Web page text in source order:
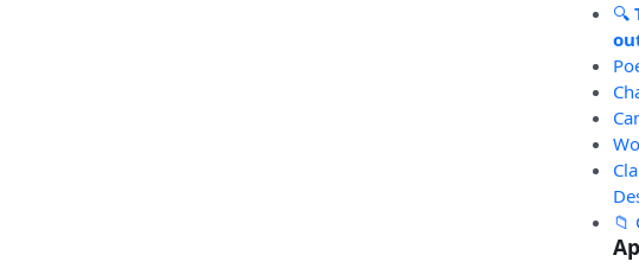
🔍
📁